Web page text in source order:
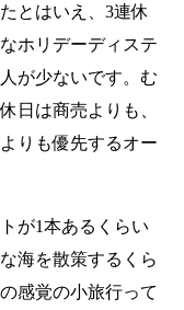
とはいえ、3連休
ホリデーディステ
が少ないです。む
日は商売よりも、
りも優先するオー
が1本あるくらい
海を散策するくら
感覚の小旅行って